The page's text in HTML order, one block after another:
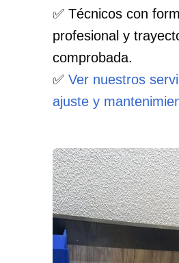
✅ Técnicos con
profesional y
comprobada.
✅ Ver nuestros
ajuste y